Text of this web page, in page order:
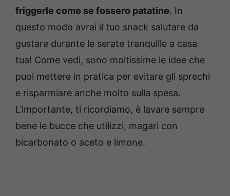
friggerle come se fossero patatine. In
questo modo avrai il tuo snack salutare da
gustare durante le serate tranquille a casa
tua! Come vedi, sono moltissime le idee che
puoi mettere in pratica per evitare gli sprechi
e risparmiare anche molto sulla spesa.
L’importante, ti ricordiamo, è lavare sempre
bene le bucce che utilizzi, magari con
bicarbonato o aceto e limone.